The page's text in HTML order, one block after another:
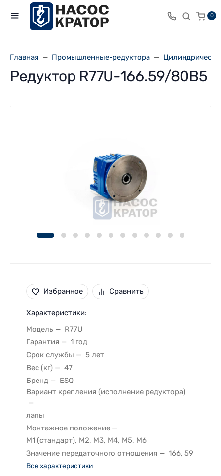
0
Главная Промышленные-редуктора
Редуктор R77U-166.59/80В5
Избранное Сравнить
Характеристики:
Модель
R77U
Гарантия
1 год
Срок службы
5 лет
Вес (кг)
47
Бренд
ESQ
Вариант крепления (исполнение редуктора)
лапы
Монтажное положение
M1 (стандарт), M2, M3, M4, M5, M6
Значение передаточного отношения
166, 59
Все характеристики